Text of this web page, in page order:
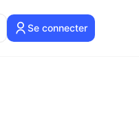
Se connecter